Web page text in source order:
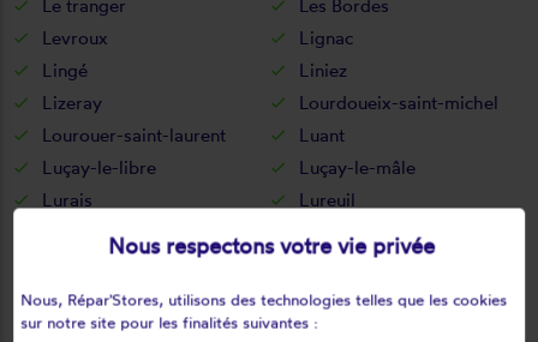
Le tranger
Les Bordes
Levroux
Lignac
Lingé
Liniez
Lizeray
Lourdoueix-saint-michel
Lourouer-saint-laurent
Luant
Luçay-le-libre
Luçay-le-mâle
Lurais
Lureuil
Lye
Malicornay
Mâron
Martizay
Mauvières
Menetou-sur-nahon
Nous respectons votre vie privée
Nous, Répar'Stores, utilisons des technologies telles que les cookies
sur notre site pour les finalités suivantes :